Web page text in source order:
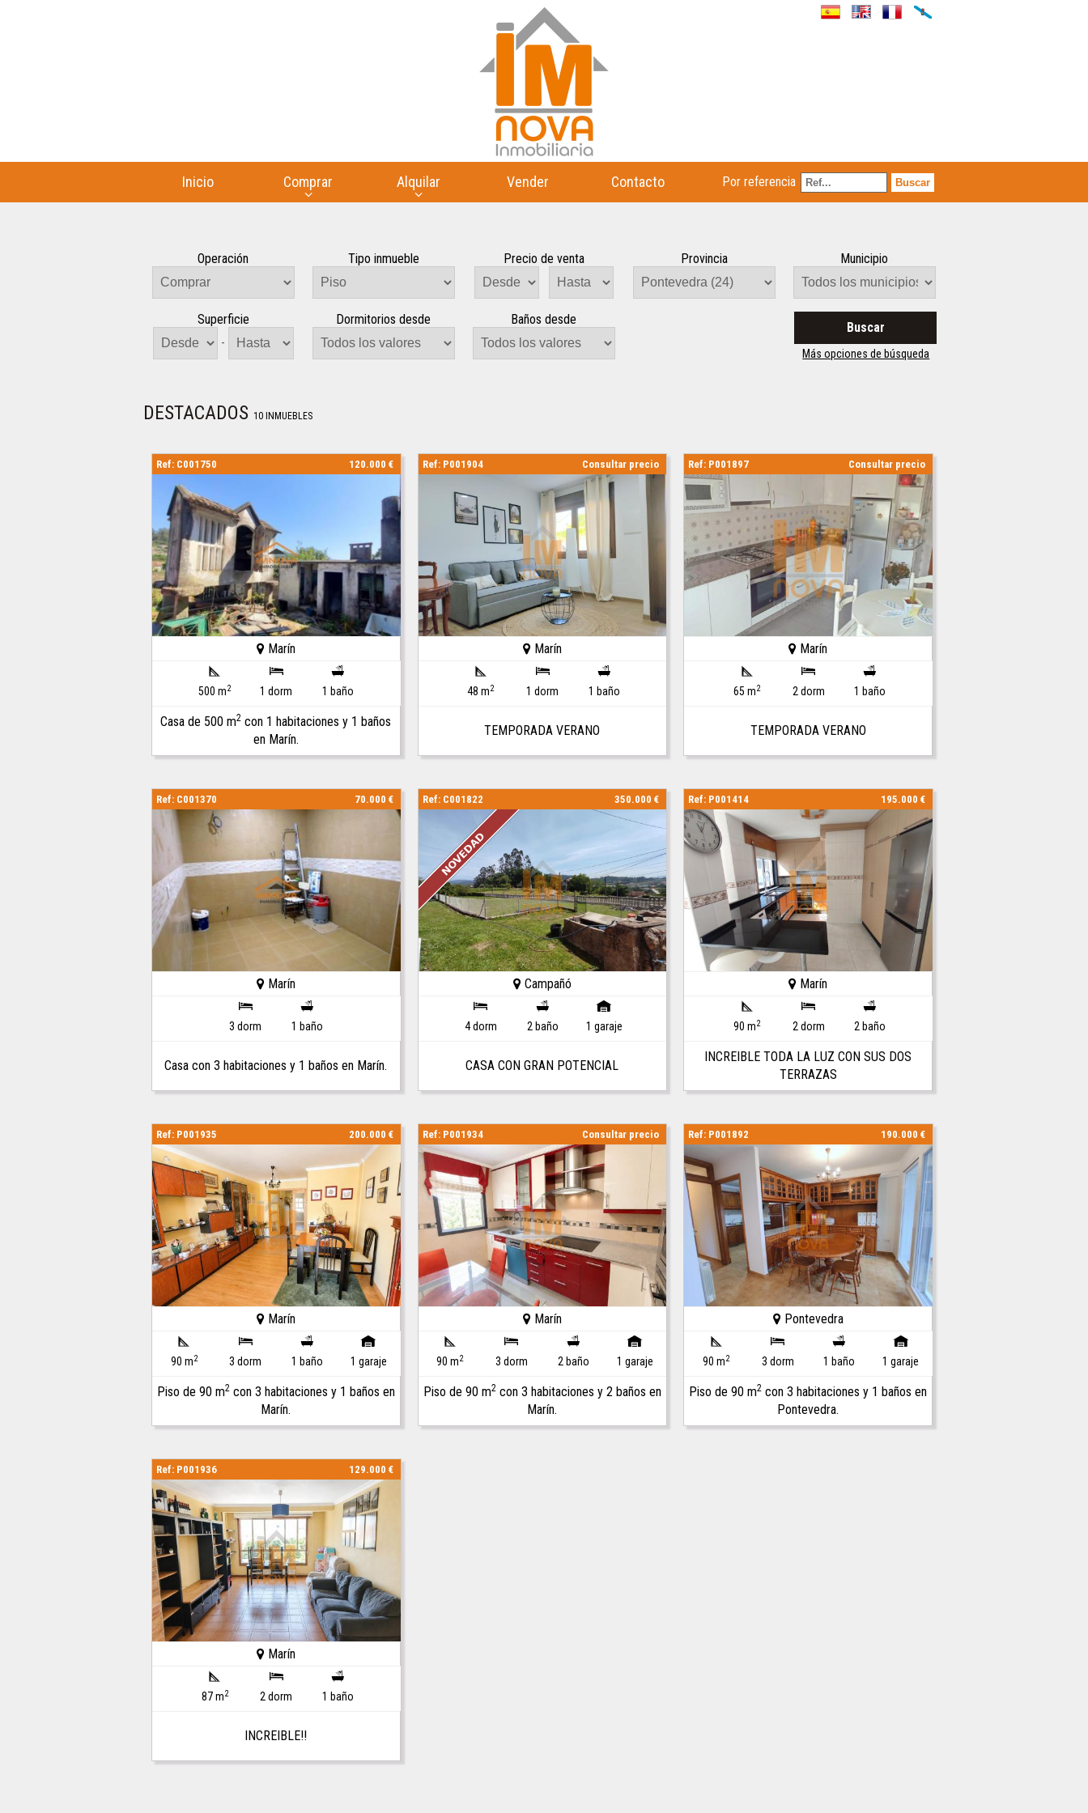
Inicio Comprar Alquilar Vender Contacto Por referencia
Operación Tipo inmueble Precio de venta Provincia Municipio
Superficie
-
Dormitorios desde Baños desde
Buscar
Más opciones de búsqueda
DESTACADOS 10 INMUEBLES
Ref: C001750 120.000 €
Marín
500 m2 1 dorm 1 baño
Casa de 500 m2 con 1 habitaciones y 1 baños
en Marín.
Ref: P001904 Consultar precio
Marín
48 m2 1 dorm 1 baño
TEMPORADA VERANO
Ref: P001897 Consultar precio
Marín
65 m2 2 dorm 1 baño
TEMPORADA VERANO
Ref: C001370 70.000 €
Marín
3 dorm 1 baño
Casa con 3 habitaciones y 1 baños en Marín.
Ref: C001822 350.000 €
Campañó
4 dorm 2 baño 1 garaje
CASA CON GRAN POTENCIAL
Ref: P001414 195.000 €
Marín
90 m2 2 dorm 2 baño
INCREIBLE TODA LA LUZ CON SUS DOS
TERRAZAS
Ref: P001935 200.000 €
Marín
90 m2 3 dorm 1 baño 1 garaje
Piso de 90 m2con 3 habitaciones y 1 baños en
Marín.
Ref: P001934 Consultar precio
Marín
90 m2 3 dorm 2 baño 1 garaje
Piso de 90 m2con 3 habitaciones y 2 baños en
Marín.
Ref: P001892 190.000 €
Pontevedra
90 m2 3 dorm 1 baño 1 garaje
Piso de 90 m2 con 3 habitaciones y 1 baños en
Pontevedra.
Ref: P001936 129.000 €
Marín
87 m2 2 dorm 1 baño
INCREIBLE!!